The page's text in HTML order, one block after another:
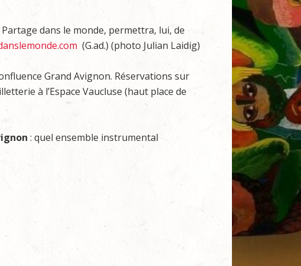
dans le monde, permettra, lui, de
(G.ad.) (photo Julian Laidig)
Grand Avignon. Réservations sur
à l’Espace Vaucluse (haut place de
: quel ensemble instrumental